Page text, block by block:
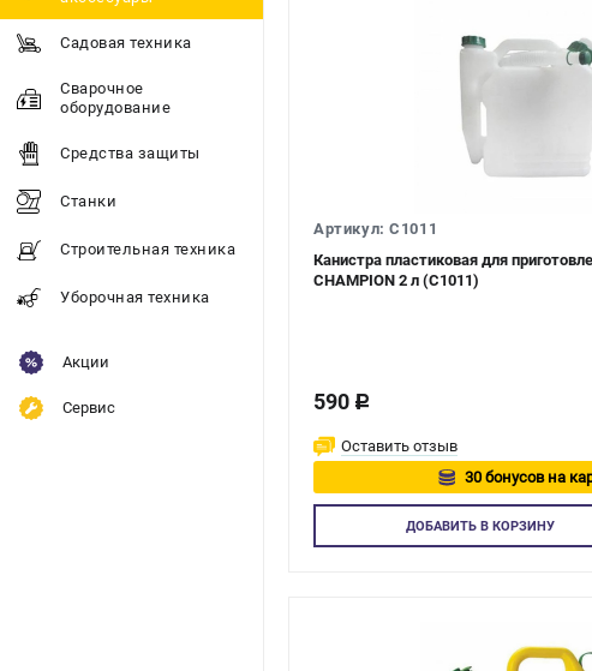
Садовая техника
Сварочное
оборудование
Средства защиты
Станки
Строительная техника
Уборочная техника
Акции
Сервис
Артикул: C1011
Канистра пластиковая для
CHAMPION 2 л (C1011)
590 c
Оставить отзыв
30 бонусов на
Авторизуйтесь
ДОБАВИТЬВ КОРЗИНУ